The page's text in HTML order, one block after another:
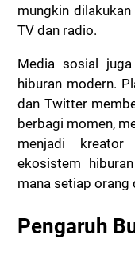
mungkin
TV dan radio.
Media sosial
hiburan modern.
dan Twitter
berbagi momen,
menjadi
ekosistem
mana setiap
Pengaruh